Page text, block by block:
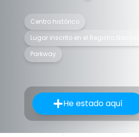
Centro histórico
Lugar inscrito en el Registro
Parkway
He estado aquí